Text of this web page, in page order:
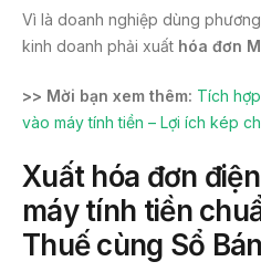
Vì là doanh nghiệp dùng
kinh doanh phải xuất hóa đơn
>> Mời bạn xem thêm: Tích
vào máy tính tiền – Lợi ích kép
Xuất hóa đơn
máy tính tiền
Thuế cùng Sổ